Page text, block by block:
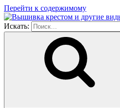
Перейти к содержимому
Искать: